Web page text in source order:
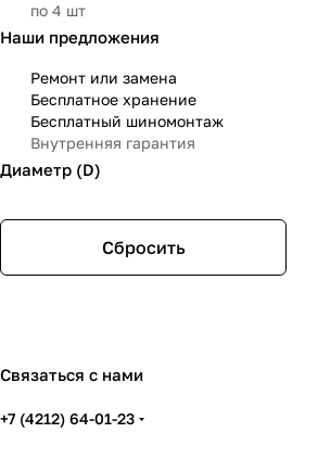
по 4 шт
Наши предложения
Ремонт или замена
Бесплатное хранение
Бесплатный шиномонтаж
Внутренняя гарантия
Диаметр (D)
Сбросить
Связаться с нами
+7 (4212) 64-01-23